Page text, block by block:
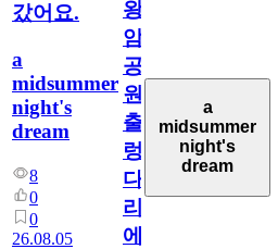
갔어요.
a
midsummer
night's
dream
8
0
0
26.08.05
왕
암
공
원
출
렁
다
리
에
a
midsummer
night's
dream